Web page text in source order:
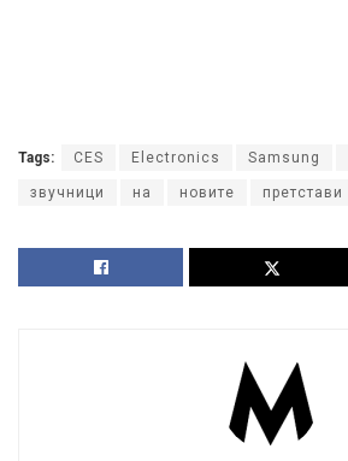
Tags: CES Electronics Samsung
звучници на новите претстави